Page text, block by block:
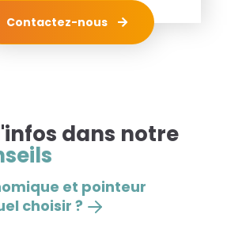
dans notre
et pointeur
choisir ?
Contactez-nous